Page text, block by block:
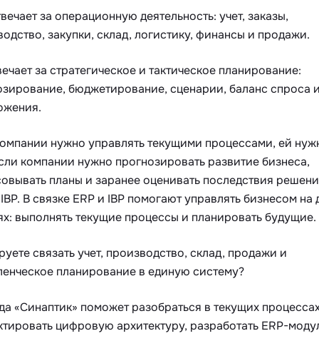
за операционную деятельность: учет, заказы,
закупки, склад, логистику, финансы и продажи.
за стратегическое и тактическое планирование:
бюджетирование, сценарии, баланс спроса
нужно управлять текущими процессами, ей
компании нужно прогнозировать развитие бизнеса,
планы и заранее оценивать последствия
В связке ERP и IBP помогают управлять бизнесом на
выполнять текущие процессы и планировать будущие.
связать учет, производство, склад, продажи и
планирование в единую систему?
«Синаптик» поможет разобраться в текущих
цифровую архитектуру, разработать ERP-